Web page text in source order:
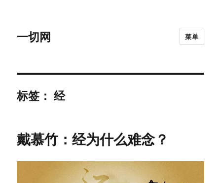
一切网 菜单
标签：经
戴慕竹：经为什么难念？